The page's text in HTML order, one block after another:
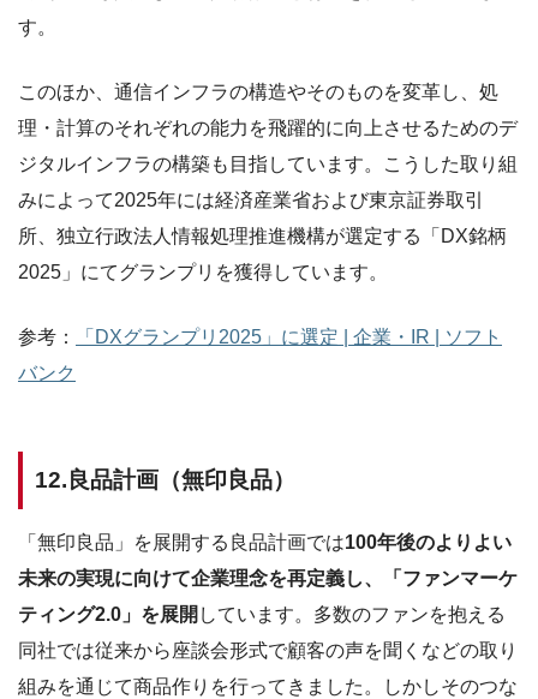
す。
このほか、通信インフラの構造やそのものを変革し、処
理・計算のそれぞれの能力を飛躍的に向上させるためのデ
ジタルインフラの構築も目指しています。こうした取り組
みによって2025年には経済産業省および東京証券取引
所、独立行政法人情報処理推進機構が選定する「DX銘柄
2025」にてグランプリを獲得しています。
参考：
「DXグランプリ2025」に選定 | 企業・IR | ソフト
バンク
12.良品計画（無印良品）
「無印良品」を展開する良品計画では100年後のよりよい
未来の実現に向けて企業理念を再定義し、「ファンマーケ
ティング2.0」を展開 しています。多数のファンを抱える
同社では従来から座談会形式で顧客の声を聞くなどの取り
組みを通じて商品作りを行ってきました。しかしそのつな